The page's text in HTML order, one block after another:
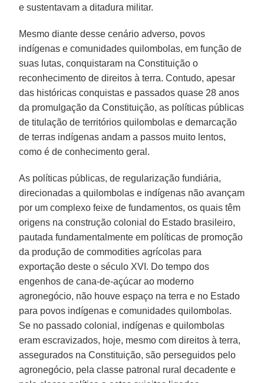
e sustentavam a ditadura militar.
Mesmo diante desse cenário adverso, povos
indígenas e comunidades quilombolas, em função de
suas lutas, conquistaram na Constituição o
reconhecimento de direitos à terra. Contudo, apesar
das históricas conquistas e passados quase 28 anos
da promulgação da Constituição, as políticas públicas
de titulação de territórios quilombolas e demarcação
de terras indígenas andam a passos muito lentos,
como é de conhecimento geral.
As políticas públicas, de regularização fundiária,
direcionadas a quilombolas e indígenas não avançam
por um complexo feixe de fundamentos, os quais têm
origens na construção colonial do Estado brasileiro,
pautada fundamentalmente em políticas de promoção
da produção de commodities agrícolas para
exportação deste o século XVI. Do tempo dos
engenhos de cana-de-açúcar ao moderno
agronegócio, não houve espaço na terra e no Estado
para povos indígenas e comunidades quilombolas.
Se no passado colonial, indígenas e quilombolas
eram escravizados, hoje, mesmo com direitos à terra,
assegurados na Constituição, são perseguidos pelo
agronegócio, pela classe patronal rural decadente e